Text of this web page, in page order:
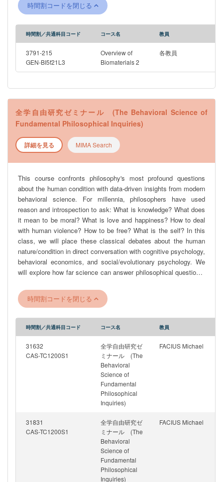
時間割コードを閉じる
時間割／共通科目コード コース名 教員
3791-215
GEN-BI5f21L3
Overview of
Biomaterials 2
各教員
全学自由研究ゼミナール (The Behavioral Science of
Fundamental Philosophical Inquiries)
詳細を見る MIMA Search
This course confronts philosophy's most profound questions
about the human condition with data-driven insights from modern
behavioral science. For millennia, philosophers have used
reason and introspection to ask: What is knowledge? What does
it mean to be moral? What is love and happiness? How to deal
with human violence? How to be free? What is the self? In this
class, we will place these classical debates about the human
nature/condition in direct conversation with cognitive psychology,
behavioral economics, and social/evolutionary psychology. We
will explore how far science can answer philosophical questions.
philosophical problems in epistemology (knowledge), ethics
(morality), and metaphysics (self, love, free will). - Explain core
cognitive biases, moral foundations theory, and affective
forecasting, while reasoning about major philosophical inquiries. -
Analyze how empirical findings from behavioral science
challenge, support, or reframe traditional philosophical
arguments. - Critically Evaluate the limits of both "armchair"
philosophical reasoning and purely descriptive scientific data in
addressing normative ("ought") questions. - Synthesize insights
from both fields to develop more nuanced and empirically-
grounded positions on complex human issues.
時間割コードを閉じる
時間割／共通科目コード コース名 教員
31632
CAS-TC1200S1
全学自由研究ゼ
ミナール (The
Behavioral
Science of
Fundamental
Philosophical
Inquiries)
FACIUS Michael
31831
CAS-TC1200S1
全学自由研究ゼ
ミナール (The
Behavioral
Science of
Fundamental
Philosophical
Inquiries)
FACIUS Michael